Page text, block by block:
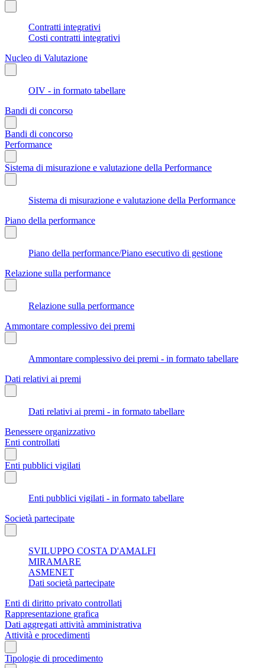
Contratti integrativi
Costi contratti integrativi
Nucleo di Valutazione
OIV - in formato tabellare
Bandi di concorso
Bandi di concorso
Performance
Sistema di misurazione e valutazione della Performance
Sistema di misurazione e valutazione della Performance
Piano della performance
Piano della performance/Piano esecutivo di gestione
Relazione sulla performance
Relazione sulla performance
Ammontare complessivo dei premi
Ammontare complessivo dei premi - in formato tabellare
Dati relativi ai premi
Dati relativi ai premi - in formato tabellare
Benessere organizzativo
Enti controllati
Enti pubblici vigilati
Enti pubblici vigilati - in formato tabellare
Società partecipate
SVILUPPO COSTA D'AMALFI
MIRAMARE
ASMENET
Dati società partecipate
Enti di diritto privato controllati
Rappresentazione grafica
Dati aggregati attività amministrativa
Attività e procedimenti
Tipologie di procedimento